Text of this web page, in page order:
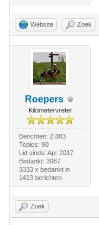
Website Zoek
Roepers
Kilometervreter
Berichten: 2.883
Topics: 90
Lid sinds: Apr 2017
Bedankt: 3087
3333 x bedankt in
1413 berichten
Zoek